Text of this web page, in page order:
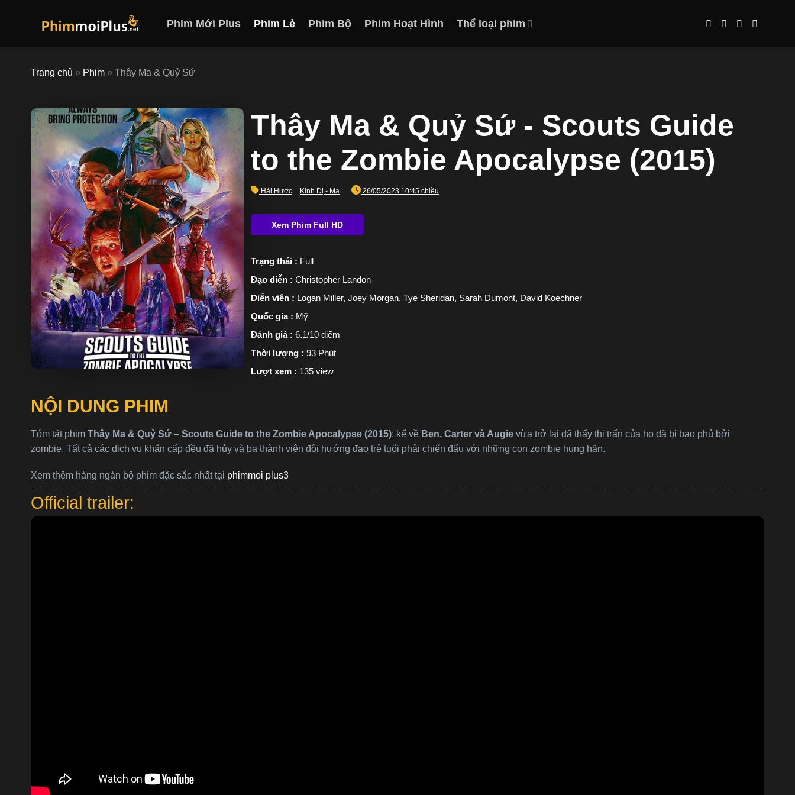
Phim Mới Plus Phim Lẻ Phim Bộ Phim Hoạt Hình Thể loại phim
Trang chủ » Phim » Thây Ma & Quỷ Sứ
Thây Ma & Quỷ Sứ - Scouts Guide
to the Zombie Apocalypse (2015)
Hài Hước Kinh Dị - Ma 26/05/2023 10:45 chiều
Trạng thái : Full
Đạo diễn : Christopher Landon
Diễn viên : Logan Miller, Joey Morgan, Tye Sheridan, Sarah Dumont, David Koechner
Quốc gia : Mỹ
Đánh giá : 6.1/10 điểm
Thời lượng : 93 Phút
Lượt xem : 135 view
NỘI DUNG PHIM
Tóm tắt phim Thây Ma & Quỷ Sứ – Scouts Guide to the Zombie Apocalypse (2015): kể về Ben, Carter và Augie vừa trở lại đã thấy thị trấn của họ đã bị bao phủ bởi
zombie. Tất cả các dịch vụ khẩn cấp đều đã hủy và ba thành viên đội hướng đạo trẻ tuổi phải chiến đấu với những con zombie hung hãn.
Xem thêm hàng ngàn bộ phim đặc sắc nhất tại phimmoi plus3
Official trailer: